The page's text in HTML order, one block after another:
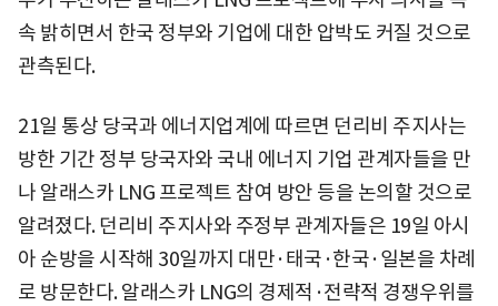
속 밝히면서 한국 정부와 기업에 대한 압박도 커질 것으로
관측된다.
21일 통상 당국과 에너지업계에 따르면 던리비 주지사는
방한 기간 정부 당국자와 국내 에너지 기업 관계자들을 만
나 알래스카 LNG 프로젝트 참여 방안 등을 논의할 것으로
알려졌다. 던리비 주지사와 주정부 관계자들은 19일 아시
아 순방을 시작해 30일까지 대만·태국·한국·일본을 차례
로 방문한다. 알래스카 LNG의 경제적·전략적 경쟁우위를